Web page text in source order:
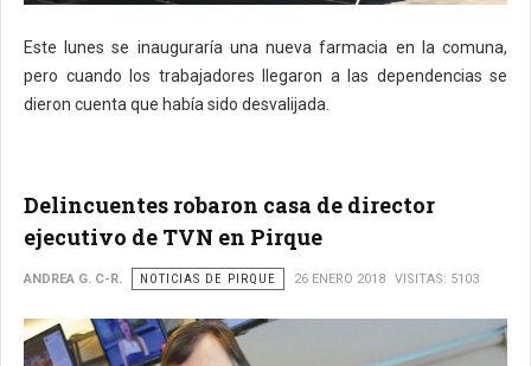
Este lunes se inauguraría una nueva farmacia en la comuna,
pero cuando los trabajadores llegaron a las dependencias se
dieron cuenta que había sido desvalijada.
Delincuentes robaron casa de director
ejecutivo de TVN en Pirque
ANDREA G. C-R. NOTICIAS DE PIRQUE 26 ENERO 2018 VISITAS: 5103